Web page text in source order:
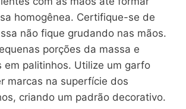
homogênea. Certifique-se de
não fique grudando nas mãos.
porções da massa e
em palitinhos. Utilize um garfo
marcas na superfície dos
criando um padrão decorativo.